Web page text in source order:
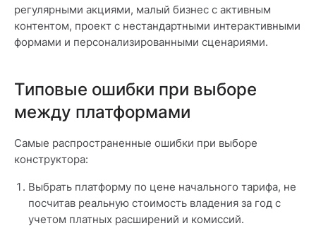
регулярными акциями, малый бизнес с активным
контентом, проект с нестандартными интерактивными
формами и персонализированными сценариями.
Типовые ошибки при выборе
между платформами
Самые распространенные ошибки при выборе
конструктора:
Выбрать платформу по цене начального тарифа, не
посчитав реальную стоимость владения за год с
учетом платных расширений и комиссий.